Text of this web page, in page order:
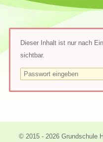
Dieser Inhalt ist nur nach
sichtbar.
© 2015 - 2026 Grundschule